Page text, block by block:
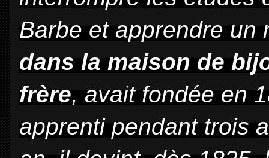
Barbe et apprendre un
dans la maison de
frère, avait fondée en
apprenti pendant trois